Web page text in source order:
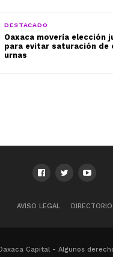
DESTACADO
Oaxaca movería elección
para evitar saturación de
urnas
AVISO LEGAL DIRECTORIO
Capital - Algunos